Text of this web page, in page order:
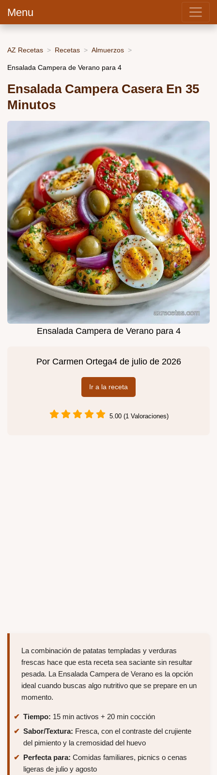
Menu
AZ Recetas Recetas Almuerzos
Ensalada Campera de Verano para 4
Ensalada Campera Casera En 35
Minutos
Ensalada Campera de Verano para 4
Por Carmen Ortega4 de julio de 2026
Ir a la receta
5.00 (1 Valoraciones)
La combinación de patatas templadas y verduras
frescas hace que esta receta sea saciante sin resultar
pesada. La Ensalada Campera de Verano es la opción
ideal cuando buscas algo nutritivo que se prepare en un
momento.
Tiempo: 15 min activos + 20 min cocción
Sabor/Textura: Fresca, con el contraste del crujiente
del pimiento y la cremosidad del huevo
Perfecta para: Comidas familiares, picnics o cenas
ligeras de julio y agosto